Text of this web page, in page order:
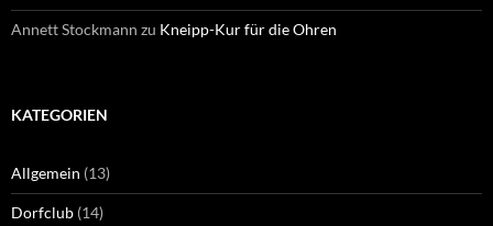
Annett Stockmann zu Kneipp-Kur für die Ohren
KATEGORIEN
Allgemein (13)
Dorfclub (14)